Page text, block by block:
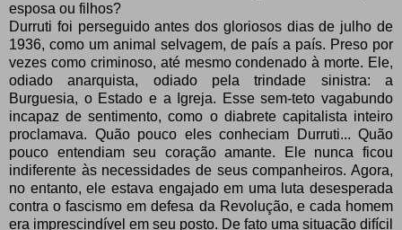
esposa ou filhos?
Durruti foi perseguido antes dos gloriosos dias de julho de
1936, como um animal selvagem, de país a país. Preso por
vezes como criminoso, até mesmo condenado à morte. Ele,
odiado anarquista, odiado pela trindade sinistra: a
Burguesia, o Estado e a Igreja. Esse sem-teto vagabundo
incapaz de sentimento, como o diabrete capitalista inteiro
proclamava. Quão pouco eles conheciam Durruti... Quão
pouco entendiam seu coração amante. Ele nunca ficou
indiferente às necessidades de seus companheiros. Agora,
no entanto, ele estava engajado em uma luta desesperada
contra o fascismo em defesa da Revolução, e cada homem
era imprescindível em seu posto. De fato uma situação difícil